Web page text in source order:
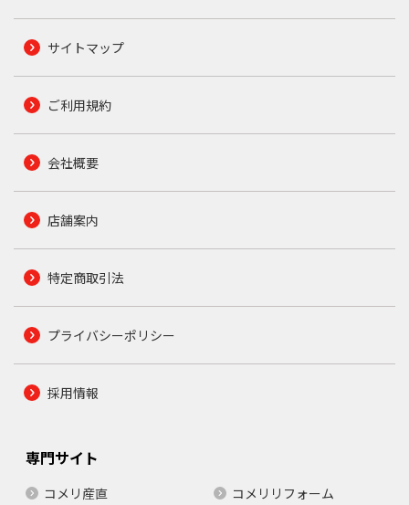
サイトマップ
ご利用規約
会社概要
店舗案内
特定商取引法
プライバシーポリシー
採用情報
専門サイト
コメリ産直 コメリリフォーム